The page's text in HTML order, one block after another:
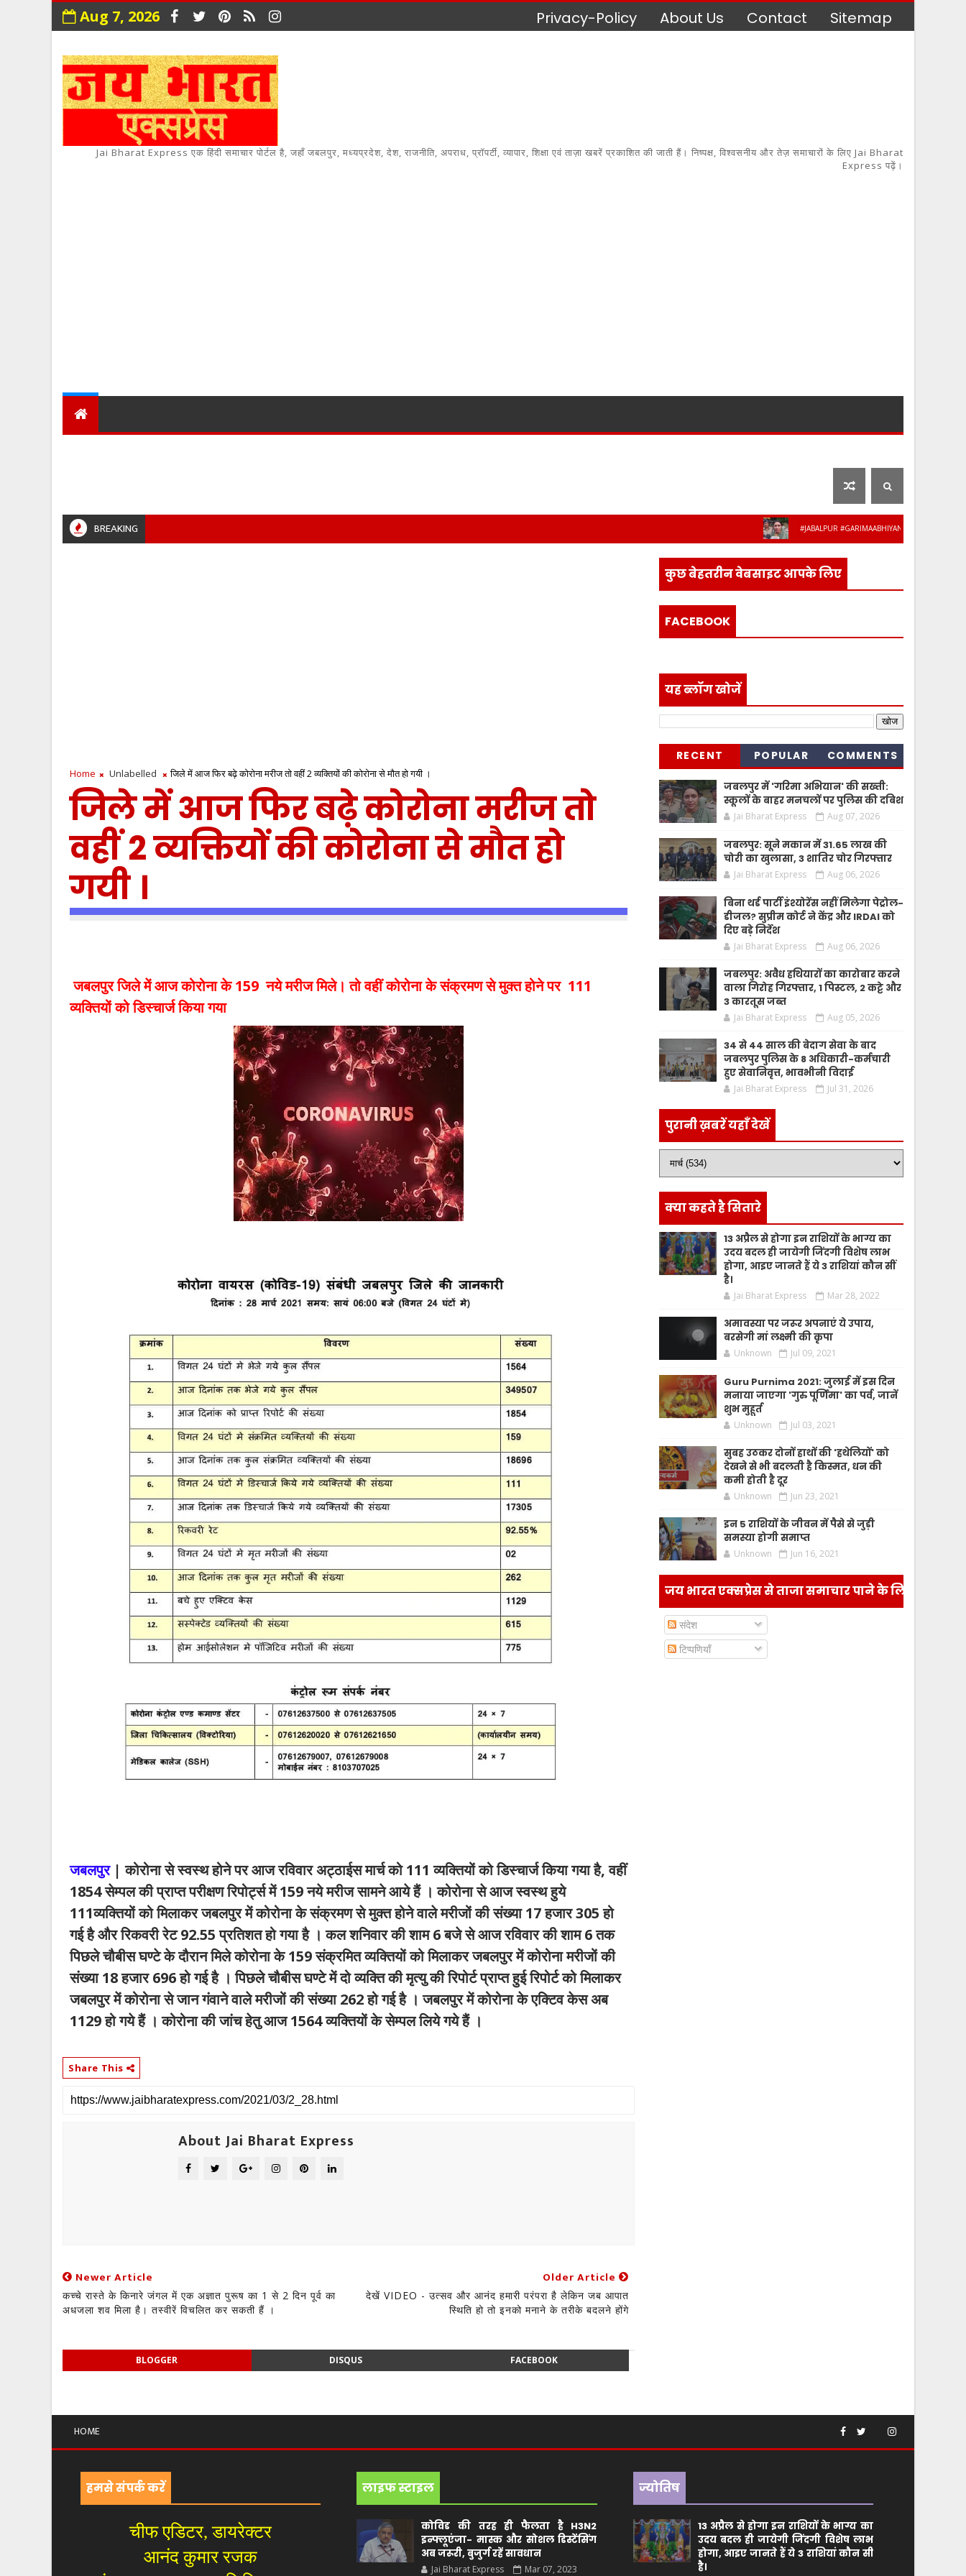
Aug 7, 2026 Privacy-Policy About Us Contact Sitemap
Jai Bharat Express एक हिंदी समाचार पोर्टल है, जहाँ जबलपुर, मध्यप्रदेश, देश, राजनीति, अपराध, प्रॉपर्टी, व्यापार, शिक्षा एवं ताज़ा खबरें प्रकाशित की जाती हैं। निष्पक्ष, विश्वसनीय और तेज़ समाचारों के लिए Jai Bharat
Express पढ़ें।
BREAKING #JABALPUR #GARIMAABHIYAN #MPPOLICE
Home Unlabelled जिले में आज फिर बढ़े कोरोना मरीज तो वहीं 2 व्यक्तियों की कोरोना से मौत हो गयी ।
जिले में आज फिर बढ़े कोरोना मरीज तो
वहीं 2 व्यक्तियों की कोरोना से मौत हो
गयी ।
जबलपुर जिले में आज कोरोना के 159 नये मरीज मिले। तो वहीं कोरोना के संक्रमण से मुक्त होने पर 111
व्यक्तियों को डिस्चार्ज किया गया
जबलपुर| कोरोना से स्वस्थ होने पर आज रविवार अट्ठाईस मार्च को 111 व्यक्तियों को डिस्चार्ज किया गया है, वहीं
1854 सेम्पल की प्राप्त परीक्षण रिपोर्ट्स में 159 नये मरीज सामने आये हैं । कोरोना से आज स्वस्थ हुये
111व्यक्तियों को मिलाकर जबलपुर में कोरोना के संक्रमण से मुक्त होने वाले मरीजों की संख्या 17 हजार 305 हो
गई है और रिकवरी रेट 92.55 प्रतिशत हो गया है । कल शनिवार की शाम 6 बजे से आज रविवार की शाम 6 तक
पिछले चौबीस घण्टे के दौरान मिले कोरोना के 159 संक्रमित व्यक्तियों को मिलाकर जबलपुर में कोरोना मरीजों की
संख्या 18 हजार 696 हो गई है । पिछले चौबीस घण्टे में दो व्यक्ति की मृत्यु की रिपोर्ट प्राप्त हुई रिपोर्ट को मिलाकर
जबलपुर में कोरोना से जान गंवाने वाले मरीजों की संख्या 262 हो गई है । जबलपुर में कोरोना के एक्टिव केस अब
1129 हो गये हैं । कोरोना की जांच हेतु आज 1564 व्यक्तियों के सेम्पल लिये गये हैं ।
Share This
About Jai Bharat Express
Newer Article
कच्चे रास्ते के किनारे जंगल में एक अज्ञात पुरूष का 1 से 2 दिन पूर्व का
अधजला शव मिला है। तस्वीरें विचलित कर सकती हैं ।
Older Article
देखें VIDEO - उत्सव और आनंद हमारी परंपरा है लेकिन जब आपात
स्थिति हो तो इनको मनाने के तरीके बदलने होंगे
BLOGGER DISQUS FACEBOOK
कुछ बेहतरीन वेबसाइट आपके लिए
FACEBOOK
यह ब्लॉग खोजें
RECENT POPULAR COMMENTS
जबलपुर में 'गरिमा अभियान' की सख्ती:
स्कूलों के बाहर मनचलों पर पुलिस की दबिश
Jai Bharat Express Aug 07, 2026
जबलपुर: सूने मकान में 31.65 लाख की
चोरी का खुलासा, 3 शातिर चोर गिरफ्तार
Jai Bharat Express Aug 06, 2026
बिना थर्ड पार्टी इंश्योरेंस नहीं मिलेगा पेट्रोल-
डीजल? सुप्रीम कोर्ट ने केंद्र और IRDAI को
दिए बड़े निर्देश
Jai Bharat Express Aug 06, 2026
जबलपुर: अवैध हथियारों का कारोबार करने
वाला गिरोह गिरफ्तार, 1 पिस्टल, 2 कट्टे और
3 कारतूस जब्त
Jai Bharat Express Aug 05, 2026
34 से 44 साल की बेदाग सेवा के बाद
जबलपुर पुलिस के 8 अधिकारी-कर्मचारी
हुए सेवानिवृत्त, भावभीनी विदाई
Jai Bharat Express Jul 31, 2026
पुरानी ख़बरें यहाँ देखें
क्या कहते है सितारे
13 अप्रैल से होगा इन राशियों के भाग्य का
उदय बदल ही जायेगी जिंदगी विशेष लाभ
होगा, आइए जानते हैं ये 3 राशियां कौन सीं
है।
Jai Bharat Express Mar 28, 2022
अमावस्या पर जरूर अपनाएं ये उपाय,
बरसेगी मां लक्ष्मी की कृपा
Unknown Jul 09, 2021
Guru Purnima 2021: जुलाई में इस दिन
मनाया जाएगा 'गुरु पूर्णिमा' का पर्व, जानें
शुभ मुहूर्त
Unknown Jul 03, 2021
सुबह उठकर दोनों हाथों की 'हथेलियों' को
देखने से भी बदलती है किस्मत, धन की
कमी होती है दूर
Unknown Jun 23, 2021
इन 5 राशियों के जीवन में पैसे से जुड़ी
समस्या होगी समाप्त
Unknown Jun 16, 2021
जय भारत एक्सप्रेस से ताजा समाचार पाने के लिए
संदेश
टिप्पणियाँ
HOME
हमसे संपर्क करें
चीफ एडिटर, डायरेक्टर
आनंद कुमार रजक
लाइफ स्टाइल
कोविड की तरह ही फैलता है H3N2
इन्फ्लूएंजा- मास्क और सोशल डिस्टेंसिंग
अब जरूरी, बुजुर्ग रहें सावधान
Jai Bharat Express Mar 07, 2023
ज्योतिष
13 अप्रैल से होगा इन राशियों के भाग्य का
उदय बदल ही जायेगी जिंदगी विशेष लाभ
होगा, आइए जानते हैं ये 3 राशियां कौन सीं
है।